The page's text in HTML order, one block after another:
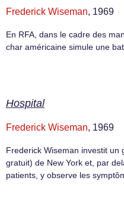
Frederick Wiseman, 1969
En RFA, dans le cadre des
char américaine simule une
Hospital
Frederick Wiseman, 1969
Frederick Wiseman investit un
gratuit) de New York et, par
patients, y observe les